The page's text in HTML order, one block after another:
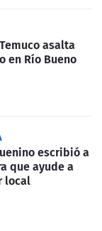
asalta
en Río Bueno
escribió a
que ayude a
local